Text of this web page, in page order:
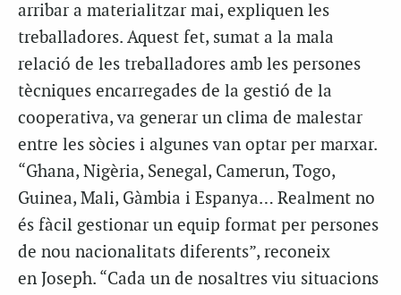
arribar a materialitzar mai, expliquen les
treballadores. Aquest fet, sumat a la mala
relació de les treballadores amb les persones
tècniques encarregades de la gestió de la
cooperativa, va generar un clima de malestar
entre les sòcies i algunes van optar per marxar.
“Ghana, Nigèria, Senegal, Camerun, Togo,
Guinea, Mali, Gàmbia i Espanya… Realment no
és fàcil gestionar un equip format per persones
de nou nacionalitats diferents”, reconeix
en Joseph. “Cada un de nosaltres viu situacions